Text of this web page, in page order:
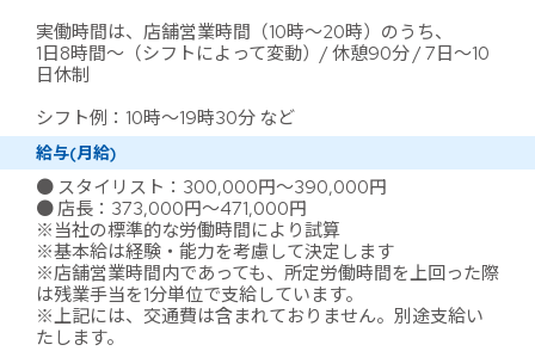
実働時間は、店舗営業時間（10時～20時）のうち、
1日8時間～（シフトによって変動）/ 休憩90分 / 7日～10
日休制
シフト例：10時～19時30分 など
給与(月給)
● スタイリスト：300,000円～390,000円
● 店長：373,000円～471,000円
※当社の標準的な労働時間により試算
※基本給は経験・能力を考慮して決定します
※店舗営業時間内であっても、所定労働時間を上回った際
は残業手当を1分単位で支給しています。
※上記には、交通費は含まれておりません。別途支給い
たします。